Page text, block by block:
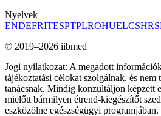
Nyelvek
ENDEFRITESPTPLROHUELCSHR
© 2019–2026 iibmed
Jogi nyilatkozat: A megadott
tájékoztatási célokat szolgálnak, és nem
tanácsnak. Mindig konzultáljon képzett
mielőtt bármilyen étrend-kiegészítőt
eszközölne egészségügyi programjában.